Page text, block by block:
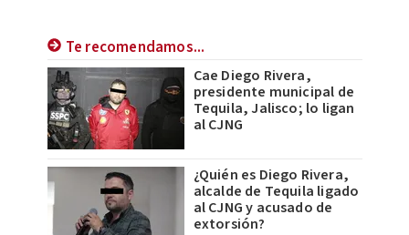
Te recomendamos...
Cae Diego Rivera,
presidente municipal de
Tequila, Jalisco; lo ligan
al CJNG
¿Quién es Diego Rivera,
alcalde de Tequila ligado
al CJNG y acusado de
extorsión?